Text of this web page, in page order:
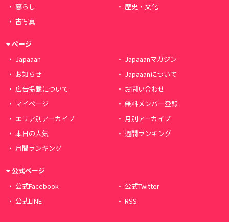
暮らし
歴史・文化
古写真
ページ
Japaaan
Japaaanマガジン
お知らせ
Japaaanについて
広告掲載について
お問い合わせ
マイページ
無料メンバー登録
エリア別アーカイブ
月別アーカイブ
本日の人気
週間ランキング
月間ランキング
公式ページ
公式Facebook
公式Twitter
公式LINE
RSS